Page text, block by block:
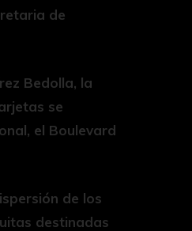
de
Bedolla, la
se
el Boulevard
de los
destinadas